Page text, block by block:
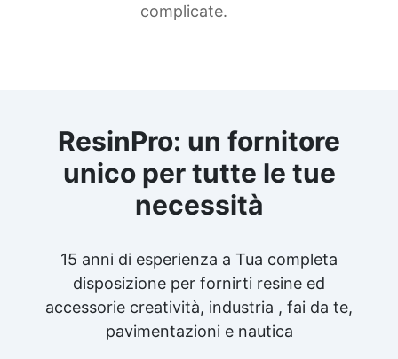
complicate.
ResinPro: un fornitore
unico per tutte le tue
necessità
15 anni di esperienza a Tua completa
disposizione per fornirti resine ed
accessorie creatività, industria , fai da te,
pavimentazioni e nautica